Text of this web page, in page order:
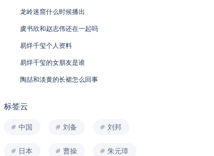
龙岭迷窟什么时候播出
虞书欣和赵志伟还在一起吗
易烊千玺个人资料
易烊千玺的女朋友是谁
陶喆和淡黄的长裙怎么回事
标签云
中国 刘备 刘邦
日本 曹操 朱元璋